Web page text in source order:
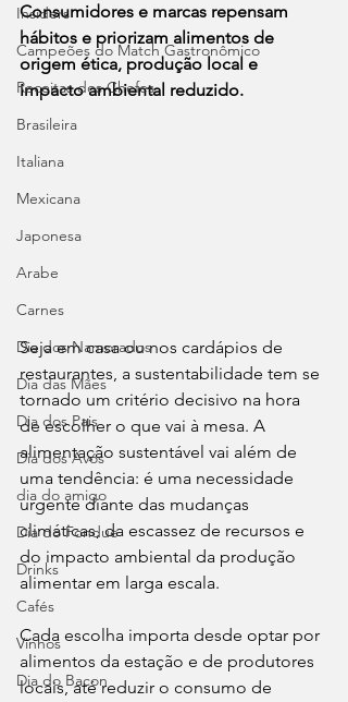
⁠Insiders
Campeões do Match Gastronômico
Receitas dos Chefes
Brasileira
Italiana
Mexicana
Japonesa
Arabe
Carnes
Dia dos Namorados
Dia das Mães
Dia dos Pais
Dia dos Avós
dia do amigo
Dia do Fondue
Drinks
Cafés
Vinhos
Dia do Bacon
Consumidores e marcas repensam
hábitos e priorizam alimentos de
origem ética, produção local e
impacto ambiental reduzido.
Seja em casa ou nos cardápios de
restaurantes, a sustentabilidade tem se
tornado um critério decisivo na hora
de escolher o que vai à mesa. A
alimentação sustentável vai além de
uma tendência: é uma necessidade
urgente diante das mudanças
climáticas, da escassez de recursos e
do impacto ambiental da produção
alimentar em larga escala.
Cada escolha importa desde optar por
alimentos da estação e de produtores
locais, até reduzir o consumo de